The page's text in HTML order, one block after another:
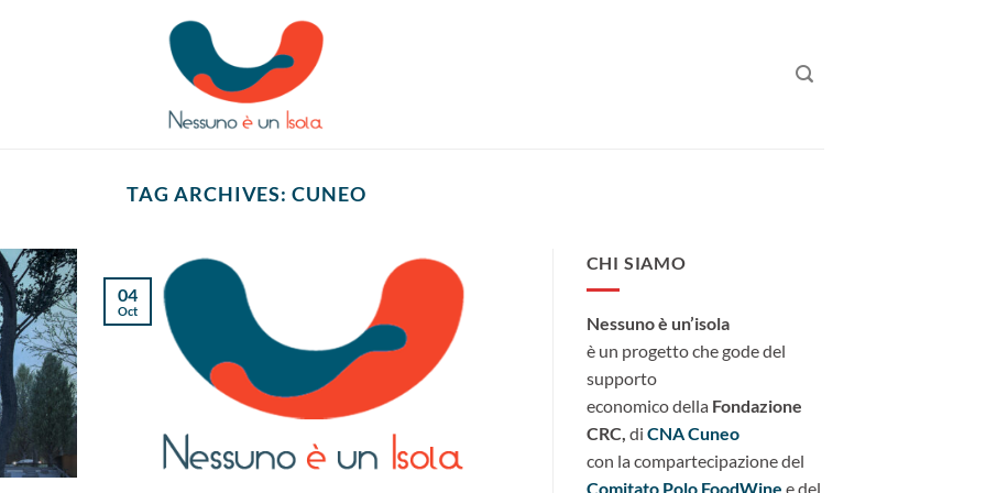
TAG ARCHIVES:CUNEO
04
Oct
CHI SIAMO
Nessuno è un’isola
è un progetto che gode del
supporto
economico della Fondazione
CRC, di CNA Cuneo
con la compartecipazione del
Comitato Polo FoodWine e del